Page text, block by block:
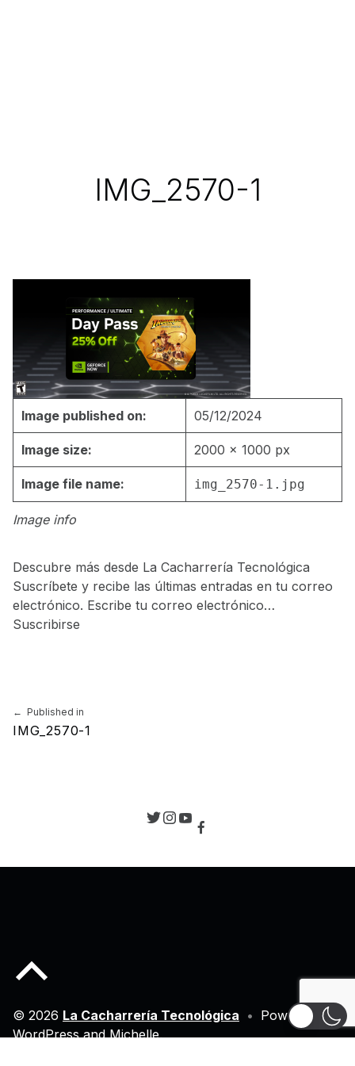
IMG_2570-1
Image info
Image published on: 05/12/2024
Image size: 2000 × 1000 px
Image file name: img_2570-1.jpg
Descubre más desde La Cacharrería Tecnológica
Suscríbete y recibe las últimas entradas en tu correo
electrónico. Escribe tu correo electrónico…
Suscribirse
Navegación de entradas
Published in
IMG_2570-1
© 2026 La Cacharrería Tecnológica • Powered by
WordPressandMichelle.